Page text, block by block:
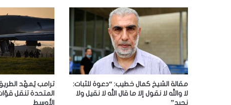
مقالة الشيخ كمال خطيب: “دعوة للثبات:
لا والله لا نقول إلا ما قال الله لا نقيل ولا
نحيد”
ترامب يُمهّد
المتحدة تنقل
الأوسط